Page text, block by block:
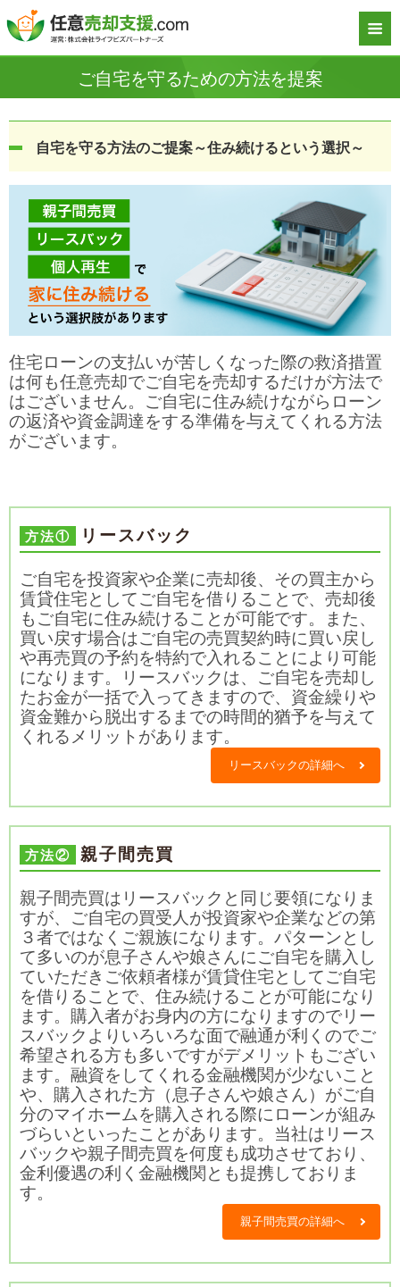
ご自宅を守るための方法を提案
自宅を守る方法のご提案～住み続けるという選択～
住宅ローンの支払いが苦しくなった際の救済措置
は何も任意売却でご自宅を売却するだけが方法で
はございません。ご自宅に住み続けながらローン
の返済や資金調達をする準備を与えてくれる方法
がございます。
方法① リースバック
ご自宅を投資家や企業に売却後、その買主から
賃貸住宅としてご自宅を借りることで、売却後
もご自宅に住み続けることが可能です。また、
買い戻す場合はご自宅の売買契約時に買い戻し
や再売買の予約を特約で入れることにより可能
になります。リースバックは、ご自宅を売却し
たお金が一括で入ってきますので、資金繰りや
資金難から脱出するまでの時間的猶予を与えて
くれるメリットがあります。
リースバックの詳細へ
方法② 親子間売買
親子間売買はリースバックと同じ要領になりま
すが、ご自宅の買受人が投資家や企業などの第
３者ではなくご親族になります。パターンとし
て多いのが息子さんや娘さんにご自宅を購入し
ていただきご依頼者様が賃貸住宅としてご自宅
を借りることで、住み続けることが可能になり
ます。購入者がお身内の方になりますのでリー
スバックよりいろいろな面で融通が利くのでご
希望される方も多いですがデメリットもござい
ます。融資をしてくれる金融機関が少ないこと
や、購入された方（息子さんや娘さん）がご自
分のマイホームを購入される際にローンが組み
づらいといったことがあります。当社はリース
バックや親子間売買を何度も成功させており、
金利優遇の利く金融機関とも提携しておりま
す。
親子間売買の詳細へ